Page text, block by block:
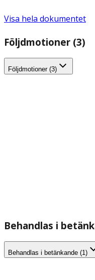
Visa hela dokumentet
Följdmotioner (3)
Följdmotioner (3)
Behandlas i
Behandlas i betänkande (1)